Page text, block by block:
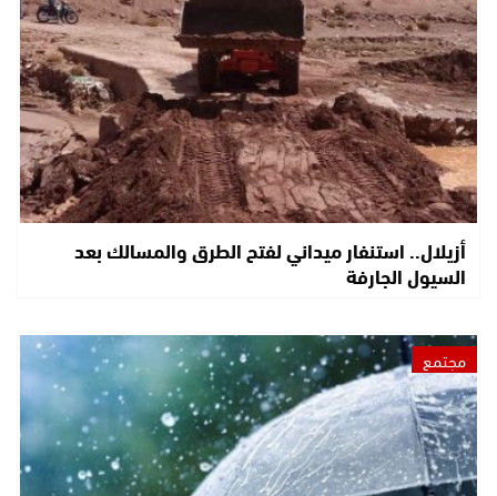
أزيلال.. استنفار ميداني لفتح الطرق والمسالك بعد
السيول الجارفة
مجتمع